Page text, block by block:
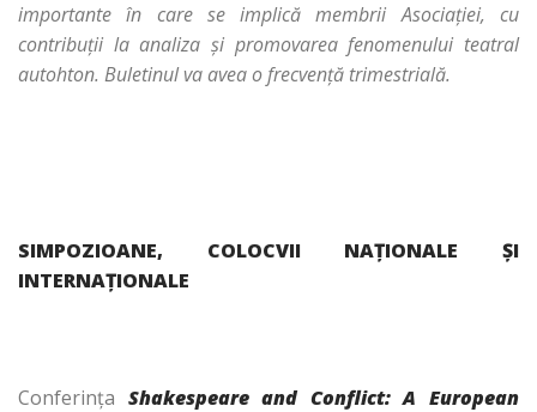
importante în care se implică membrii Asociaţiei, cu
contribuţii la analiza şi promovarea fenomenului teatral
autohton. Buletinul va avea o frecvenţă trimestrială.
SIMPOZIOANE, COLOCVII NAŢIONALE ŞI
INTERNAŢIONALE
Conferinţa Shakespeare and Conflict: A European